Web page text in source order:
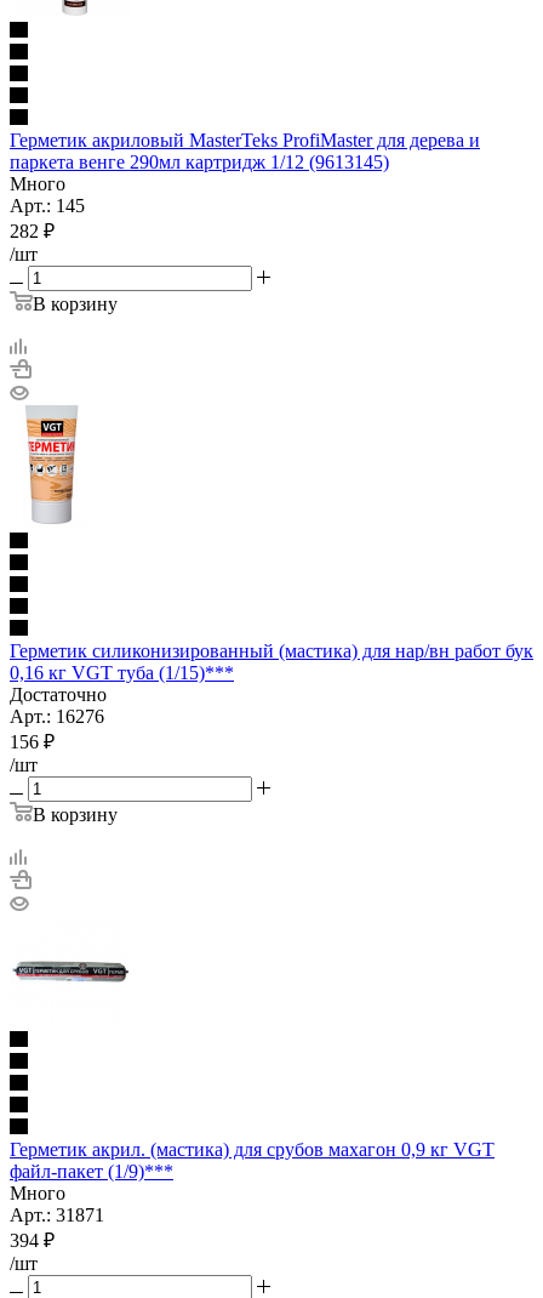
Герметик акриловый MasterTeks ProfiMaster для дерева и
паркета венге 290мл картридж 1/12 (9613145)
Много
Арт.: 145
282 ₽
/шт
В корзину
Герметик силиконизированный (мастика) для нар/вн работ бук
0,16 кг VGT туба (1/15)***
Достаточно
Арт.: 16276
156 ₽
/шт
В корзину
Герметик акрил. (мастика) для срубов махагон 0,9 кг VGT
файл-пакет (1/9)***
Много
Арт.: 31871
394 ₽
/шт